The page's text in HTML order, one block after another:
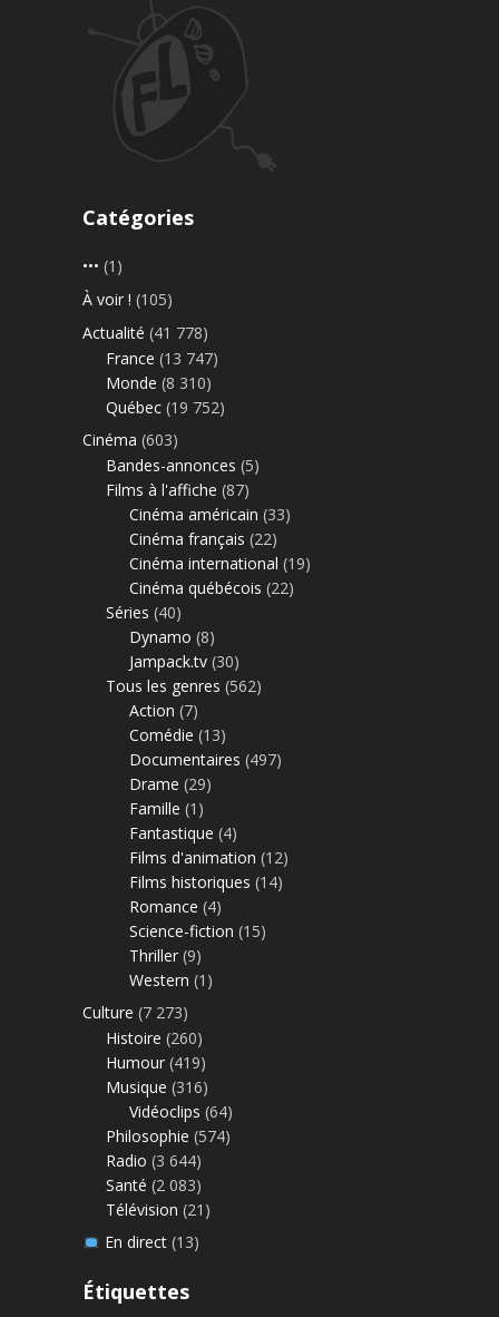
Catégories
••• (1)
À voir ! (105)
Actualité (41 778)
France (13 747)
Monde (8 310)
Québec (19 752)
Cinéma (603)
Bandes-annonces (5)
Films à l'affiche (87)
Cinéma américain (33)
Cinéma français (22)
Cinéma international (19)
Cinéma québécois (22)
Séries (40)
Dynamo (8)
Jampack.tv (30)
Tous les genres (562)
Action (7)
Comédie (13)
Documentaires (497)
Drame (29)
Famille (1)
Fantastique (4)
Films d'animation (12)
Films historiques (14)
Romance (4)
Science-fiction (15)
Thriller (9)
Western (1)
Culture (7 273)
Histoire (260)
Humour (419)
Musique (316)
Vidéoclips (64)
Philosophie (574)
Radio (3 644)
Santé (2 083)
Télévision (21)
En direct(13)
Étiquettes